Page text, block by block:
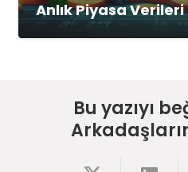
Anlık Piyasa Verileri
Bu yazıyı